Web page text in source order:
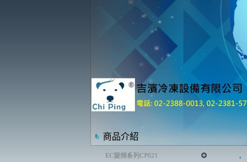
商品介紹
EC變頻系列CP021